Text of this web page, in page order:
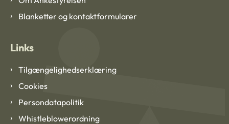
Blanketter og kontaktformularer
Links
Tilgængelighedserklæring
Cookies
Persondatapolitik
Whistleblowerordning